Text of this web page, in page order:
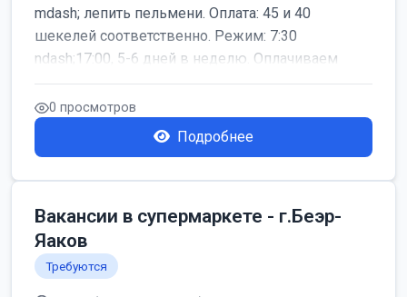
mdash; лепить пельмени. Оплата: 45 и 40
шекелей соответственно. Режим: 7:30
ndash;17:00, 5-6 дней в неделю. Оплачиваем
дор...
0 просмотров
Подробнее
Вакансии в супермаркете - г.Беэр-
Яаков
Требуются